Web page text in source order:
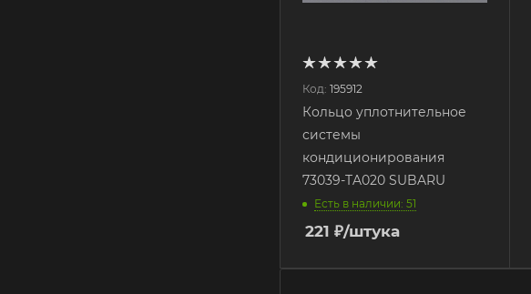
Код: 195912
Кольцо уплотнительное
системы
кондиционирования
73039-TA020 SUBARU
Есть в наличии: 51
221 ₽/штука